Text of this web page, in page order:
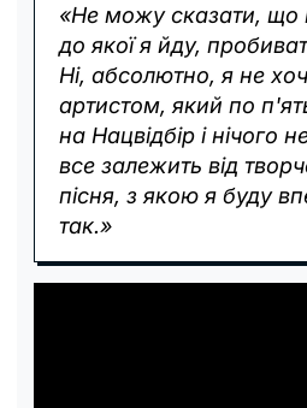
«Не можу сказати, що
до якої я йду,
Ні, абсолютно, я не
артистом, який по
на Нацвідбір і нічого
все залежить від
пісня, з якою я буду
так.»